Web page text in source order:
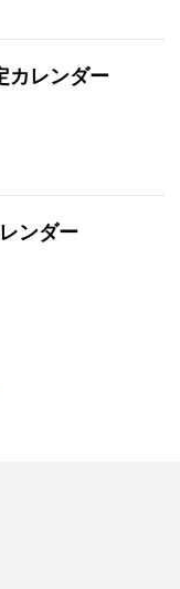
カレンダー
ンダー